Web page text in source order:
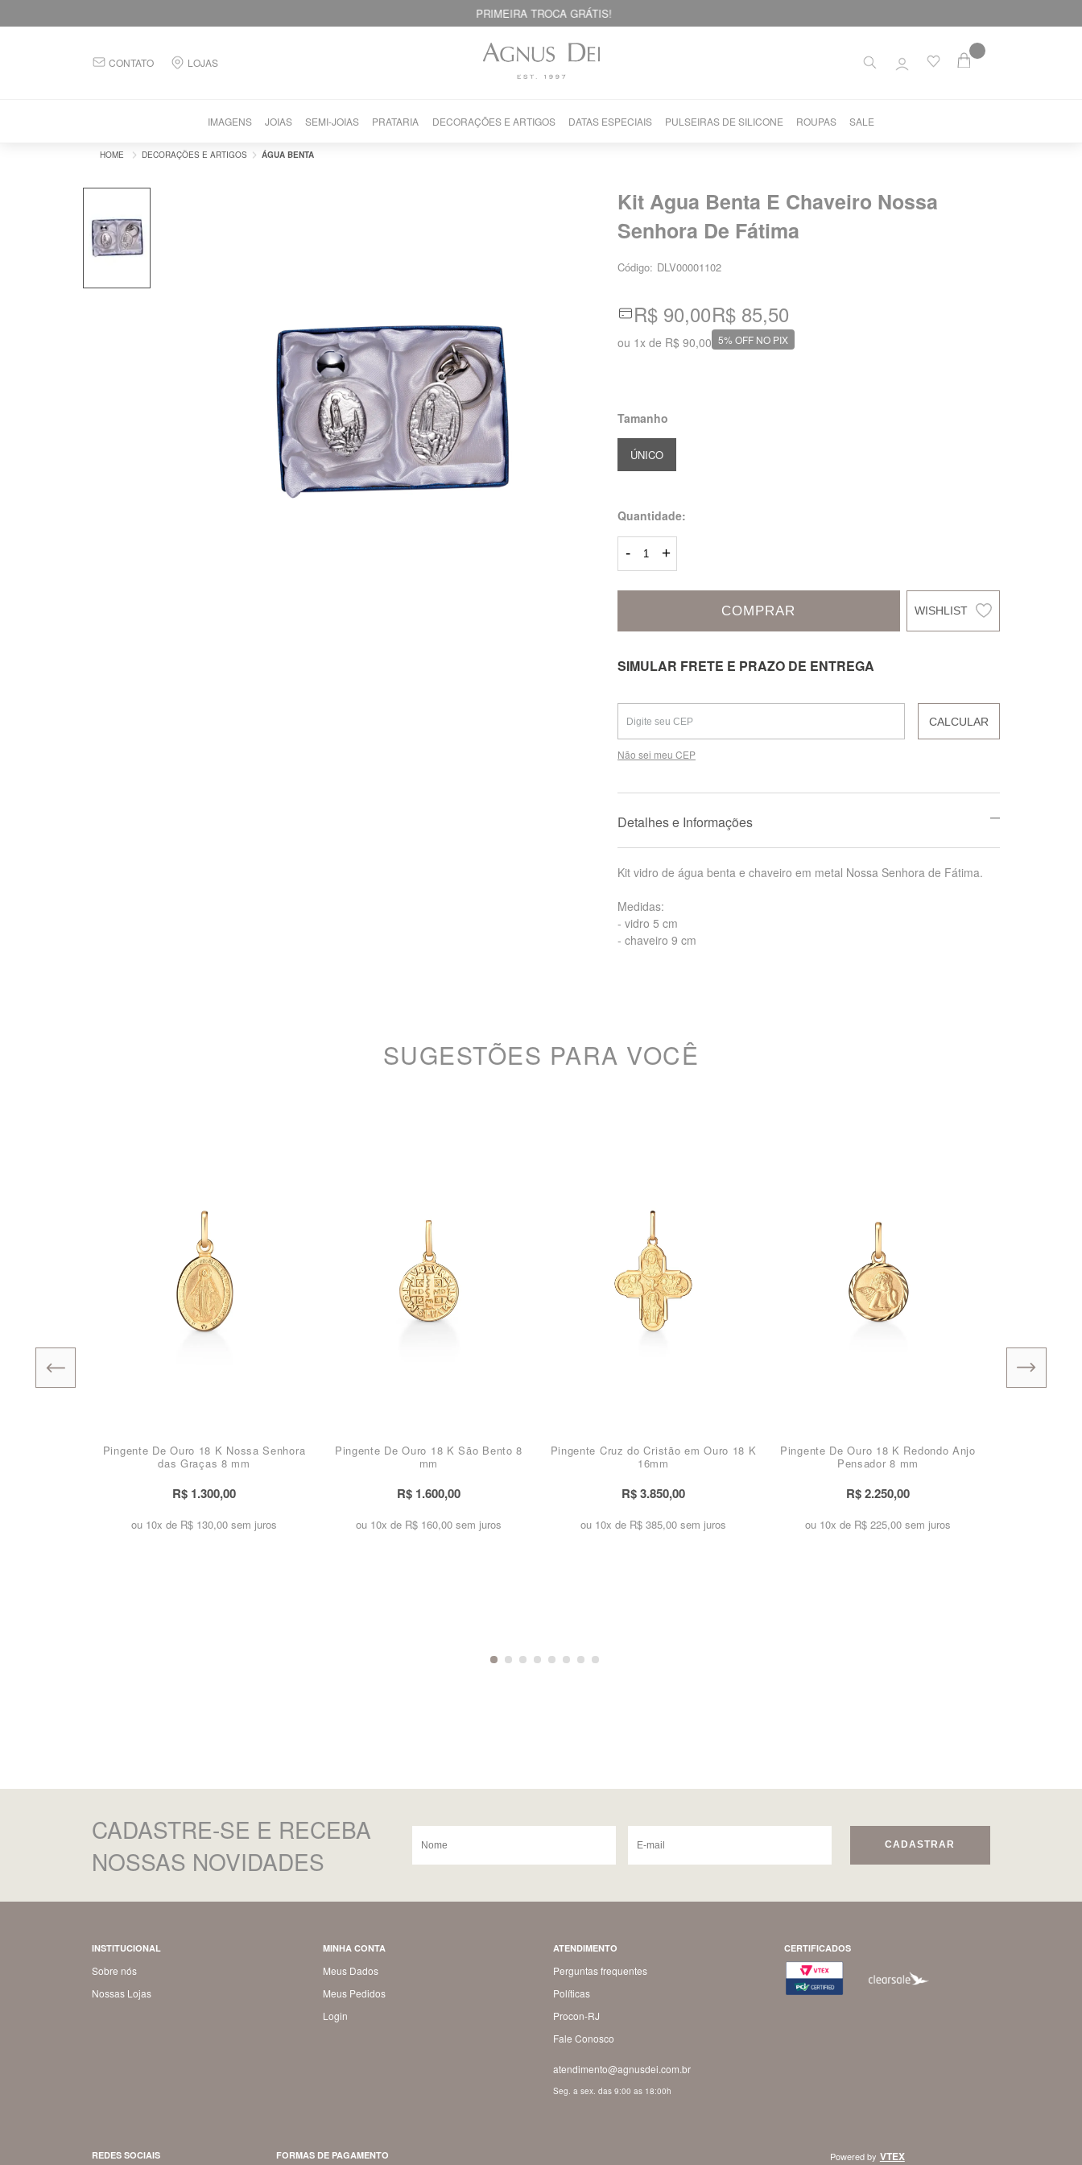
PRIMEIRA TROCA GRÁTIS!
CONTATO LOJAS
IMAGENS JOIAS SEMI-JOIAS PRATARIA DECORAÇÕES E ARTIGOS DATAS ESPECIAIS PULSEIRAS DE SILICONE ROUPAS SALE
DECORAÇÕES E ARTIGOS ÁGUA BENTA
Kit Agua Benta E Chaveiro Nossa
Senhora De Fátima
Código: DLV00001102
R$ 90,00
ou 1xde R$ 90,00
R$ 85,50
5% OFF NO PIX
Tamanho
ÚNICO
Quantidade:
- +
COMPRAR
SIMULAR FRETE E PRAZO DE ENTREGA
CALCULAR
Não sei meu CEP
Detalhes e Informações
Kit vidro de água benta e chaveiro em metal Nossa Senhora de Fátima.
Medidas:
- vidro 5 cm
- chaveiro 9 cm
SUGESTÕES PARA VOCÊ
Pingente De Ouro 18 K Nossa Senhora
das Graças 8 mm
R$ 1.300,00
ou 10x de R$ 130,00 sem juros
Pingente De Ouro 18 K São Bento 8
mm
R$ 1.600,00
ou 10x de R$ 160,00 sem juros
Pingente Cruz do Cristão em Ouro 18 K
16mm
R$ 3.850,00
ou 10x de R$ 385,00 sem juros
Pingente De Ouro 18 K Redondo Anjo
Pensador 8 mm
R$ 2.250,00
ou 10x de R$ 225,00 sem juros
CADASTRE-SE E RECEBA
NOSSAS NOVIDADES
CADASTRAR
INSTITUCIONAL
Sobre nós
Nossas Lojas
MINHA CONTA
Meus Dados
Meus Pedidos
Login
ATENDIMENTO
Perguntas frequentes
Políticas
Procon-RJ
Fale Conosco
atendimento@agnusdei.com.br
Seg. a sex. das 9:00 as 18:00h
CERTIFICADOS
REDES SOCIAIS FORMAS DE PAGAMENTO Powered by VTEX